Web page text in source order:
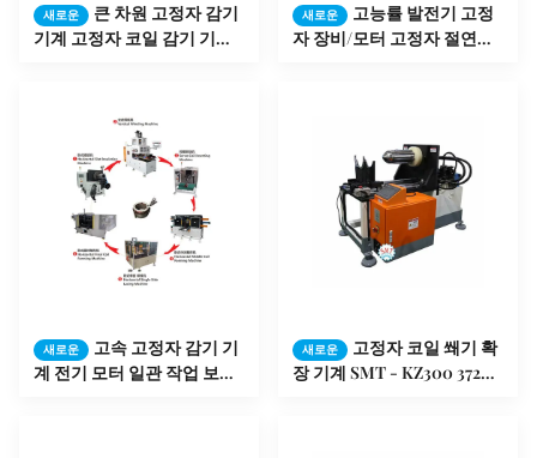
새로운
큰 차원 고정자 감기
기계 고정자 코일 감기 기계
새로운
고능률 발전기 고정
자 장비/모터 고정자 절연제
새로운
고속 고정자 감기 기
계 전기 모터 일관 작업 보장
새로운
고정자 코일 쐐기 확
장 기계 SMT - KZ300 3726 x